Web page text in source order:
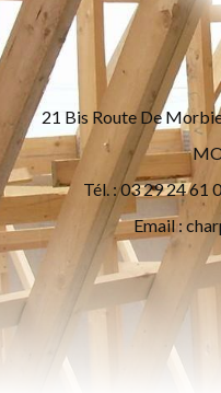
21 Bis Route De
Tél. : 03 29 24
Email :